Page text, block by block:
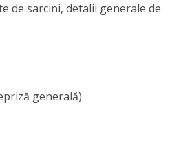
de sarcini, detalii generale de
generală)